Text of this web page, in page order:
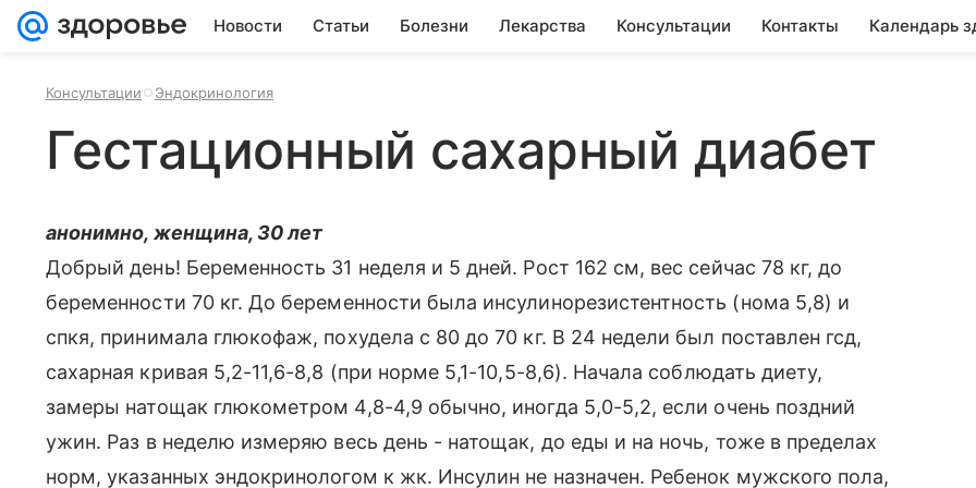
Новости Статьи Болезни Лекарства Консультации Контакты Календарь
Консультации Эндокринология
Гестационный сахарный диабет
анонимно, женщина, 30 лет
Добрый день! Беременность 31 неделя и 5 дней. Рост 162 см, вес сейчас 78 кг, до
беременности 70 кг. До беременности была инсулинорезистентность (нома 5,8) и
спкя, принимала глюкофаж, похудела с 80 до 70 кг. В 24 недели был поставлен гсд,
сахарная кривая 5,2-11,6-8,8 (при норме 5,1-10,5-8,6). Начала соблюдать диету,
замеры натощак глюкометром 4,8-4,9 обычно, иногда 5,0-5,2, если очень поздний
ужин. Раз в неделю измеряю весь день - натощак, до еды и на ночь, тоже в пределах
норм, указанных эндокринологом к жк. Инсулин не назначен. Ребенок мужского пола,